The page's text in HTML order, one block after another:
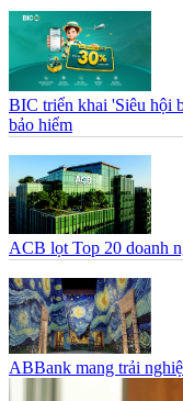
BIC triển khai 'Siêu hội
bảo hiểm
ACB lọt Top 20 doanh
ABBank mang trải